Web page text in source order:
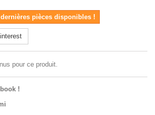
pièces disponibles !
pour ce produit.
!